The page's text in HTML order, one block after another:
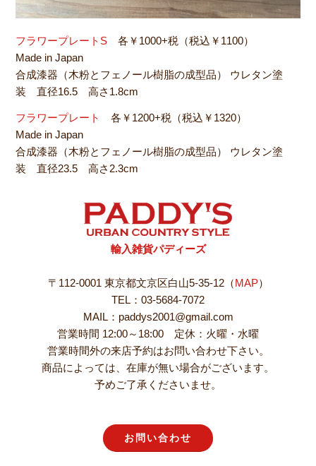
フラワープレートS 各￥1000+税（税込￥1100）
Made in Japan
合成漆器（木粉とフェノール樹脂の成型品） ウレタン塗
装 直径16.5 高さ1.8cm
フラワープレート
各￥1200+税（税込￥1320）
Made in Japan
合成漆器（木粉とフェノール樹脂の成型品） ウレタン塗
装 直径23.5 高さ2.3cm
輸入雑貨パディーズ
〒112-0001 東京都文京区白山5-35-12（MAP）
TEL：03-5684-7072
MAIL：paddys2001@gmail.com
営業時間 12:00～18:00 定休：火曜・水曜
営業時間外の来店予約はお問い合わせ下さい。
商品によっては、在庫が無い場合がございます。
予めご了承くださいませ。
お問い合わせ